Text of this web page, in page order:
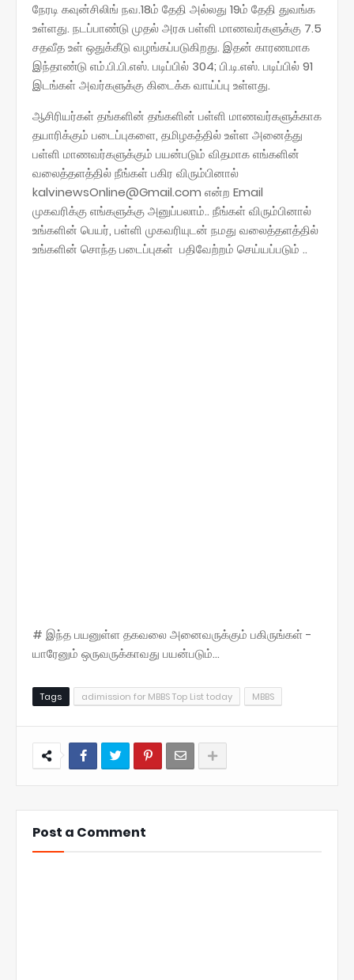
நேரடி கவுன்சிலிங் நவ.18ம் தேதி அல்லது 19ம் தேதி துவங்க
உள்ளது. நடப்பாண்டு முதல் அரசு பள்ளி மாணவர்களுக்கு 7.5
சதவீத உள் ஒதுக்கீடு வழங்கப்படுகிறது. இதன் காரணமாக
இந்தாண்டு எம்.பி.பி.எஸ். படிப்பில் 304; பி.டி.எஸ். படிப்பில் 91
இடங்கள் அவர்களுக்கு கிடைக்க வாய்ப்பு உள்ளது.
ஆசிரியர்கள் தங்களின் தங்களின் பள்ளி மாணவர்களுக்காக
தயாரிக்கும் படைப்புகளை, தமிழகத்தில் உள்ள அனைத்து
பள்ளி மாணவர்களுக்கும் பயன்படும் விதமாக எங்களின்
வலைத்தளத்தில் நீங்கள் பகிர விரும்பினால்
kalvinewsOnline@Gmail.com என்ற Email
முகவரிக்கு எங்களுக்கு அனுப்பலாம்.. நீங்கள் விரும்பினால்
உங்களின் பெயர், பள்ளி முகவரியுடன் நமது வலைத்தளத்தில்
உங்களின் சொந்த படைப்புகள் பதிவேற்றம் செய்யப்படும் ..
# இந்த பயனுள்ள தகவலை அனைவருக்கும் பகிருங்கள் -
யாரேனும் ஒருவருக்காவது பயன்படும்...
Tags adimission for MBBS Top List today MBBS
Post a Comment